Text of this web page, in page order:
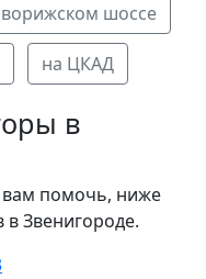
шоссе
на ЦКАД
в
вам помочь, ниже
Звенигороде.